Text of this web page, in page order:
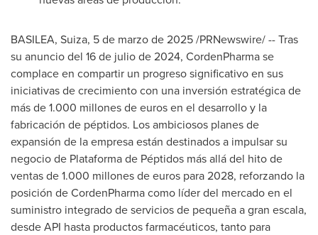
BASILEA, Suiza, 5 de marzo de 2025/PRNewswire/ -- Tras
su anuncio del 16 de julio de 2024, CordenPharma se
complace en compartir un progreso significativo en sus
iniciativas de crecimiento con una inversión estratégica de
más de 1.000 millones de euros en el desarrollo y la
fabricación de péptidos. Los ambiciosos planes de
expansión de la empresa están destinados a impulsar su
negocio de Plataforma de Péptidos más allá del hito de
ventas de 1.000 millones de euros para 2028, reforzando la
posición de CordenPharma como líder del mercado en el
suministro integrado de servicios de pequeña a gran escala,
desde API hasta productos farmacéuticos, tanto para